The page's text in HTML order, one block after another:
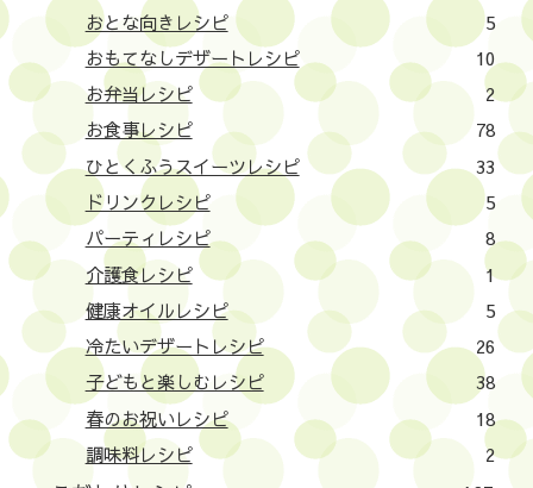
おとな向きレシピ
5
おもてなしデザートレシピ
10
お弁当レシピ
2
お食事レシピ
78
ひとくふうスイーツレシピ
33
ドリンクレシピ
5
パーティレシピ
8
介護食レシピ
1
健康オイルレシピ
5
冷たいデザートレシピ
26
子どもと楽しむレシピ
38
春のお祝いレシピ
18
調味料レシピ
2